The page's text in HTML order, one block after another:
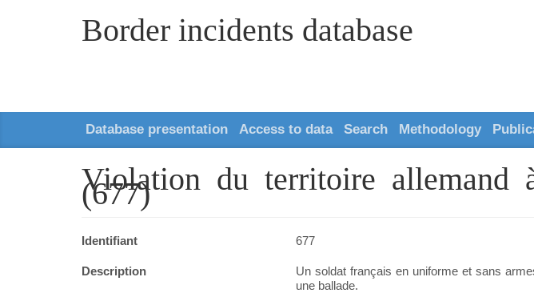
Border incidents database
Database presentation Access to data Search Methodology
Violation du territoire
(677)
Identifiant 677
Description
Un soldat français en uniforme et sans
une ballade.